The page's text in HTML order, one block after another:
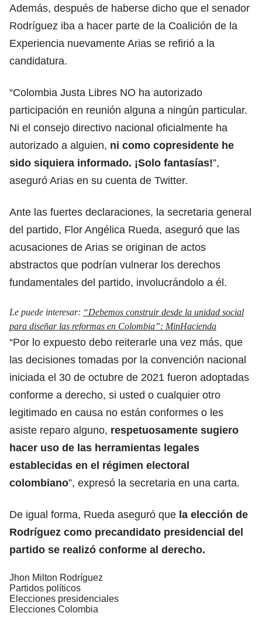
Además, después de haberse dicho que el senador
Rodríguez iba a hacer parte de la Coalición de la
Experiencia nuevamente Arias se refirió a la
candidatura.
“Colombia Justa Libres NO ha autorizado
participación en reunión alguna a ningún particular.
Ni el consejo directivo nacional oficialmente ha
autorizado a alguien, ni como copresidente he
sido siquiera informado. ¡Solo fantasías!”,
aseguró Arias en su cuenta de Twitter.
Ante las fuertes declaraciones, la secretaria general
del partido, Flor Angélica Rueda, aseguró que las
acusaciones de Arias se originan de actos
abstractos que podrían vulnerar los derechos
fundamentales del partido, involucrándolo a él.
Le puede interesar: “Debemos construir desde la unidad social
para diseñar las reformas en Colombia”: MinHacienda
“Por lo expuesto debo reiterarle una vez más, que
las decisiones tomadas por la convención nacional
iniciada el 30 de octubre de 2021 fueron adoptadas
conforme a derecho, si usted o cualquier otro
legitimado en causa no están conformes o les
asiste reparo alguno, respetuosamente sugiero
hacer uso de las herramientas legales
establecidas en el régimen electoral
colombiano”, expresó la secretaria en una carta.
De igual forma, Rueda aseguró que la elección de
Rodríguez como precandidato presidencial del
partido se realizó conforme al derecho.
Jhon Milton Rodríguez
Partidos políticos
Elecciones presidenciales
Elecciones Colombia